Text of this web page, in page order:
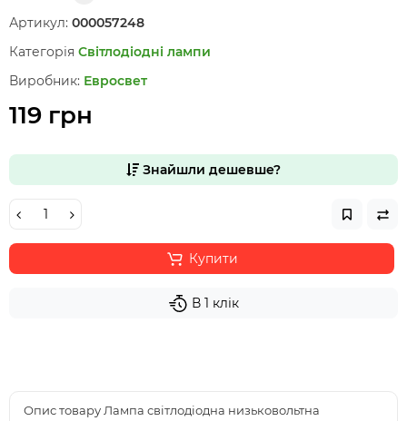
Артикул: 000057248
Категорія Світлодіодні лампи
Виробник: Евросвет
119 грн
Знайшли дешевше?
Купити
В 1 клік
Опис товару Лампа світлодіодна низьковольтна